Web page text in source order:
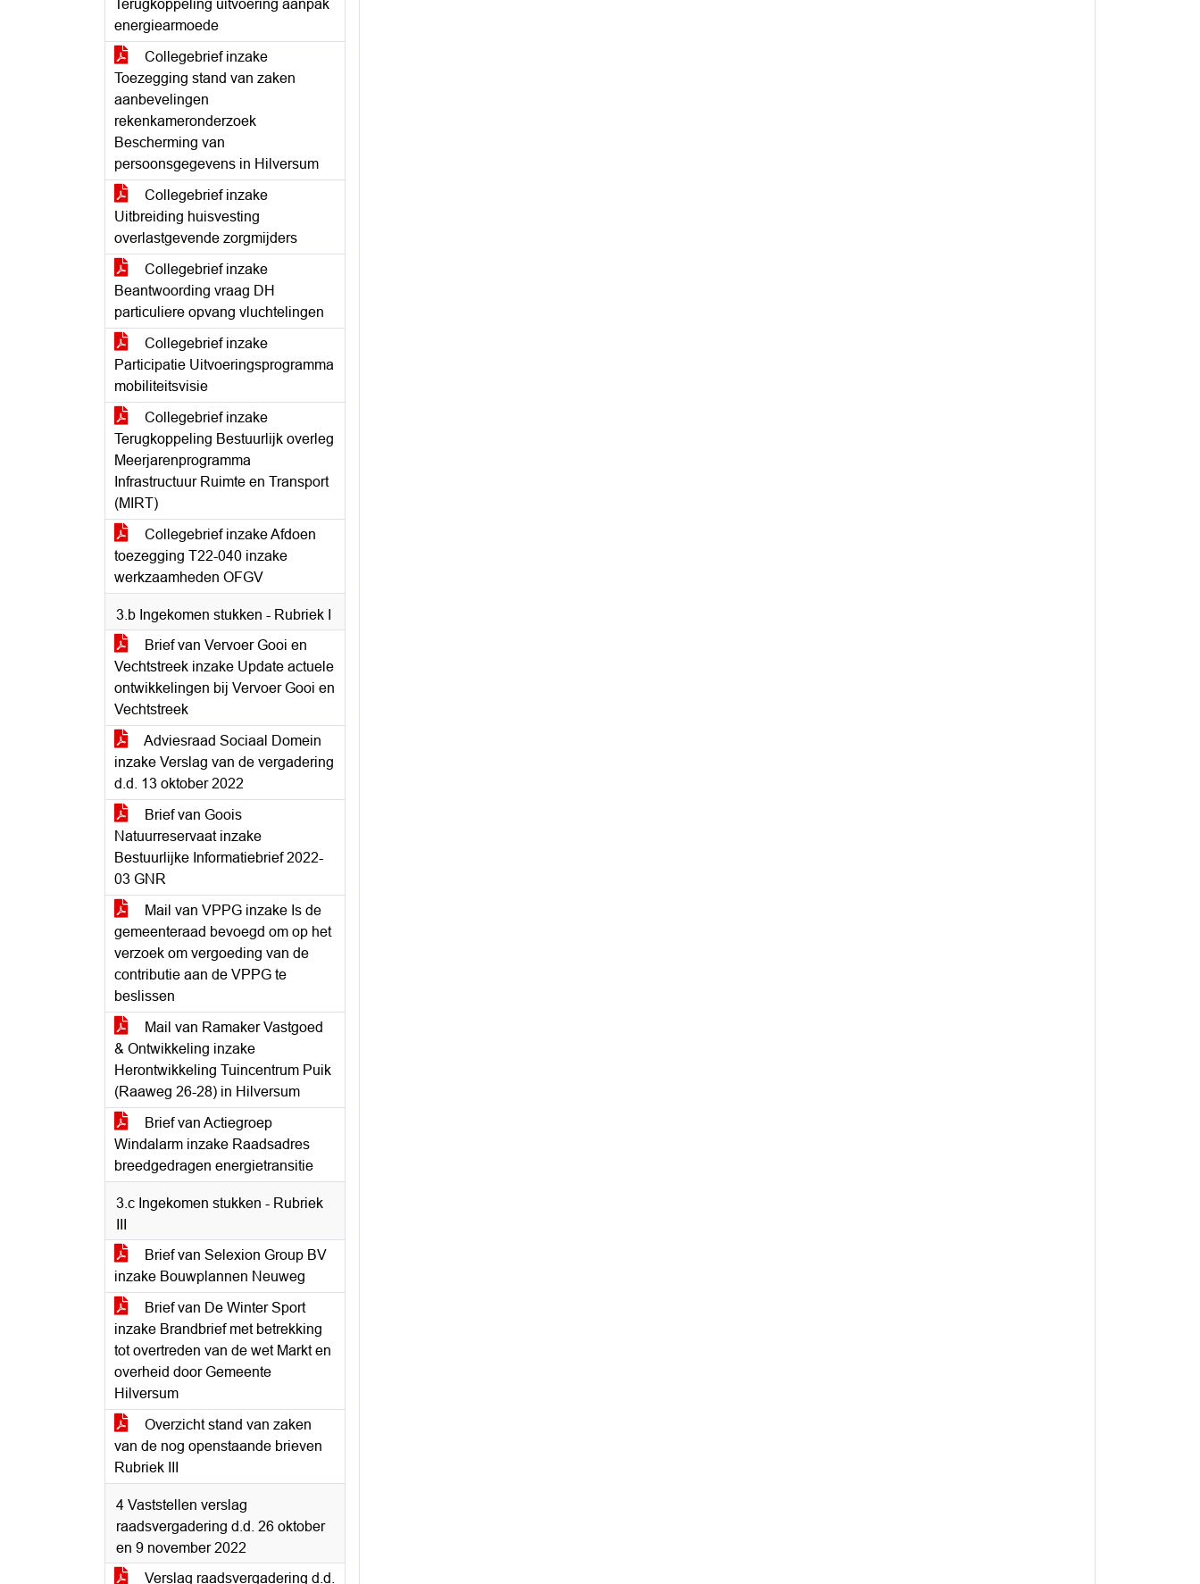
Terugkoppeling uitvoering aanpak
energiearmoede
Collegebrief inzake
Toezegging stand van zaken
aanbevelingen
rekenkameronderzoek
Bescherming van
persoonsgegevens in Hilversum
Collegebrief inzake
Uitbreiding huisvesting
overlastgevende zorgmijders
Collegebrief inzake
Beantwoording vraag DH
particuliere opvang vluchtelingen
Collegebrief inzake
Participatie Uitvoeringsprogramma
mobiliteitsvisie
Collegebrief inzake
Terugkoppeling Bestuurlijk overleg
Meerjarenprogramma
Infrastructuur Ruimte en Transport
(MIRT)
Collegebrief inzake Afdoen
toezegging T22-040 inzake
werkzaamheden OFGV
3.b Ingekomen stukken - Rubriek I
Brief van Vervoer Gooi en
Vechtstreek inzake Update actuele
ontwikkelingen bij Vervoer Gooi en
Vechtstreek
Adviesraad Sociaal Domein
inzake Verslag van de vergadering
d.d. 13 oktober 2022
Brief van Goois
Natuurreservaat inzake
Bestuurlijke Informatiebrief 2022-
03 GNR
Mail van VPPG inzake Is de
gemeenteraad bevoegd om op het
verzoek om vergoeding van de
contributie aan de VPPG te
beslissen
Mail van Ramaker Vastgoed
& Ontwikkeling inzake
Herontwikkeling Tuincentrum Puik
(Raaweg 26-28) in Hilversum
Brief van Actiegroep
Windalarm inzake Raadsadres
breedgedragen energietransitie
3.c Ingekomen stukken - Rubriek
Brief van Selexion Group BV
inzake Bouwplannen Neuweg
Brief van De Winter Sport
inzake Brandbrief met betrekking
tot overtreden van de wet Markt en
overheid door Gemeente
Hilversum
Overzicht stand van zaken
van de nog openstaande brieven
Rubriek III
4 Vaststellen verslag
raadsvergadering d.d. 26 oktober
en 9 november 2022
Verslag raadsvergadering d.d.